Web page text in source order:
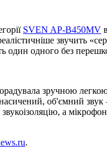
SVEN AP-B450MV
звучить
один одного без
зручною
об'ємний
а
.